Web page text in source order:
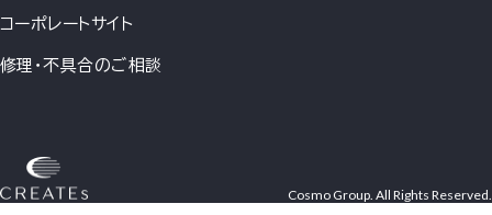
コーポレートサイト
修理・不具合のご相談
Cosmo Group. All Rights Reserved.